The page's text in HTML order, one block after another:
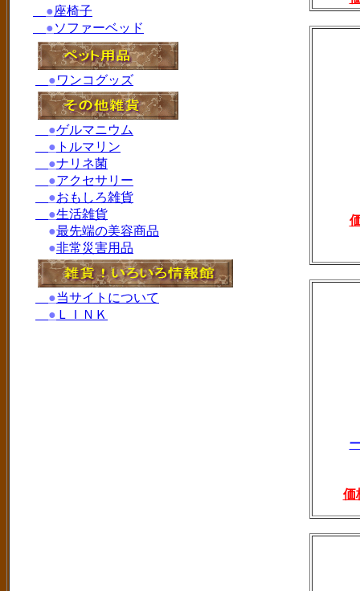
価
●座椅子
●ソファーベッド
●ワンコグッズ
●ゲルマニウム
● トルマリン
●ナリネ菌
●アクセサリー
●おもしろ雑貨
●生活雑貨
●最先端の美容商品
●非常災害用品
●当サイトについて
● ＬＩＮＫ